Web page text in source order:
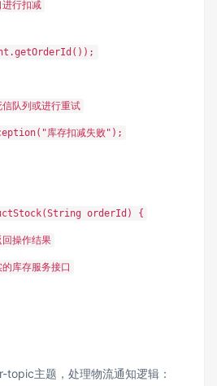
行扣减
队列或进行重试
库存扣减失败");
orderId) {
操作结果
库存服务接口
topic主题，处理物流通知逻辑：